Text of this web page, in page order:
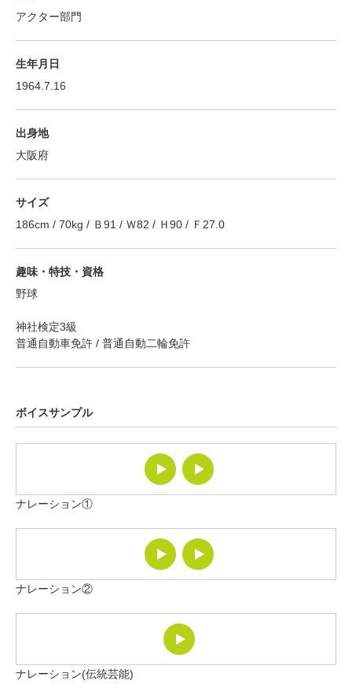
アクター部門
生年月日
1964.7.16
出身地
大阪府
サイズ
186cm / 70kg / Ｂ91 / Ｗ82 / Ｈ90 / Ｆ27.0
趣味・特技・資格
野球
神社検定3級
普通自動車免許 / 普通自動二輪免許
ボイスサンプル
ナレーション①
ナレーション②
ナレーション(伝統芸能)